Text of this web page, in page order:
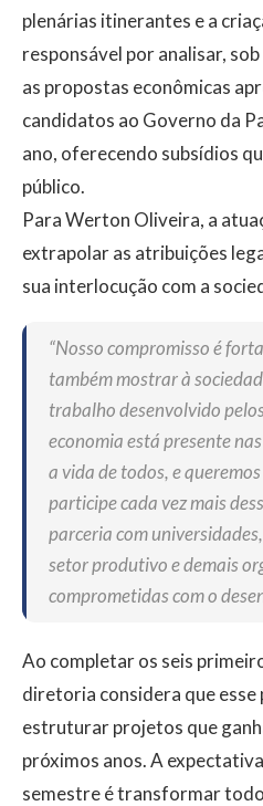
plenárias itinerantes e a
responsável por analisar,
as propostas econômicas
candidatos ao Governo da
ano, oferecendo subsídios
público.
Para Werton Oliveira, a
extrapolar as atribuições
sua interlocução com a
“Nosso compromisso é
também mostrar à
trabalho desenvolvido
economia está presente
a vida de todos, e
participe cada vez mais
parceria com
setor produtivo e demais
comprometidas com o
Ao completar os seis
diretoria considera que
estruturar projetos que
próximos anos. A
semestre é transformar